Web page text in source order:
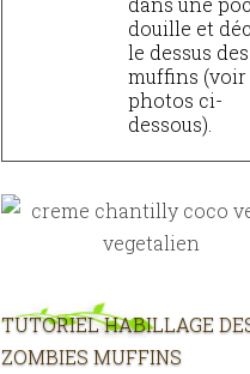
douille et
le dessus des
muffins (voir
photos ci-
dessous).
TUTORIEL HABILLAGE
ZOMBIES MUFFINS